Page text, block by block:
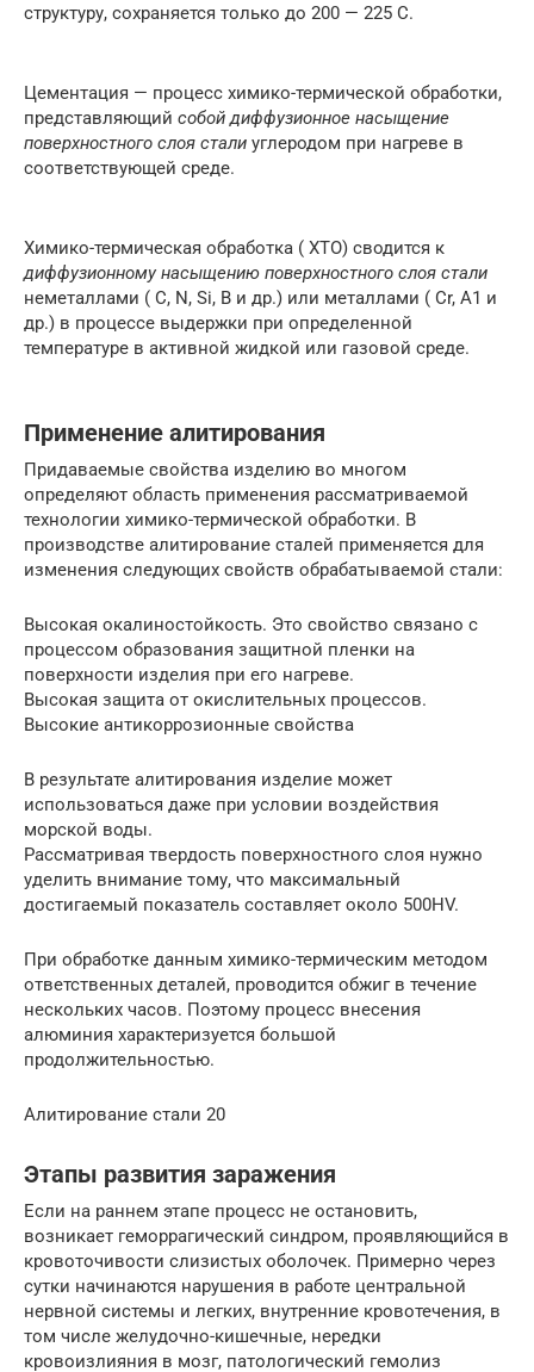
структуру, сохраняется только до 200 — 225 С.
Цементация — процесс химико-термической обработки,
представляющий собой диффузионное насыщение
поверхностного слоя стали углеродом при нагреве в
соответствующей среде.
Химико-термическая обработка ( ХТО) сводится к
диффузионному насыщению поверхностного слоя стали
неметаллами ( С, N, Si, В и др.) или металлами ( Cr, A1 и
др.) в процессе выдержки при определенной
температуре в активной жидкой или газовой среде.
Применение алитирования
Придаваемые свойства изделию во многом
определяют область применения рассматриваемой
технологии химико-термической обработки. В
производстве алитирование сталей применяется для
изменения следующих свойств обрабатываемой стали:
Высокая окалиностойкость. Это свойство связано с
процессом образования защитной пленки на
поверхности изделия при его нагреве.
Высокая защита от окислительных процессов.
Высокие антикоррозионные свойства
В результате алитирования изделие может
использоваться даже при условии воздействия
морской воды.
Рассматривая твердость поверхностного слоя нужно
уделить внимание тому, что максимальный
достигаемый показатель составляет около 500HV.
При обработке данным химико-термическим методом
ответственных деталей, проводится обжиг в течение
нескольких часов. Поэтому процесс внесения
алюминия характеризуется большой
продолжительностью.
Алитирование стали 20
Этапы развития заражения
Если на раннем этапе процесс не остановить,
возникает геморрагический синдром, проявляющийся в
кровоточивости слизистых оболочек. Примерно через
сутки начинаются нарушения в работе центральной
нервной системы и легких, внутренние кровотечения, в
том числе желудочно-кишечные, нередки
кровоизлияния в мозг, патологический гемолиз